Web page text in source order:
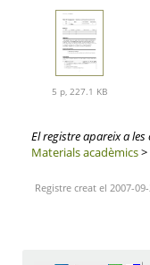
5 p, 227.1 KB
El registre apareix a les
Materials acadèmics>
Registre creat el 2007-